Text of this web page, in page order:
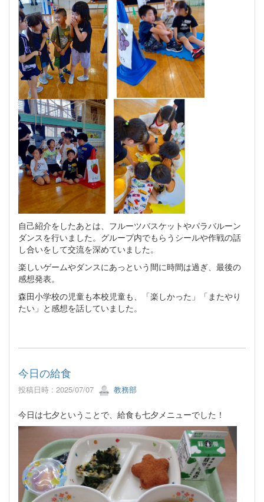
自己紹介をしたあとは、フルーツバスケットやパラバルーン
ダンスを行いました。グループ内でもらうシールや作戦の話
し合いをして交流を深めていました。
楽しいゲームやダンスにあっという間に時間は過ぎ、最後の
感想発表。
森田小学校の児童も本校児童も、「楽しかった」「またやり
たい」と感想を話していました。
今日の給食
投稿日時 : 2025/07/07 教務部
今日は七夕ということで、給食も七夕メニューでした！